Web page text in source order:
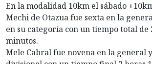
En la modalidad 10km el sábado
Mechi de Otazua fue sexta en la
en su categoría con un tiempo total de
minutos.
Mele Cabral fue novena en la general